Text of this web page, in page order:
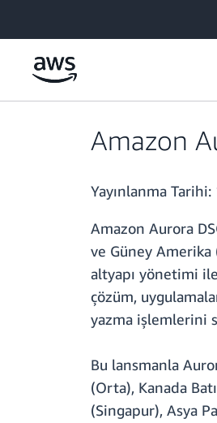
Amazon
Yayınlanma Tarihi:
Amazon Aurora
ve Güney Amerika
altyapı yönetimi
çözüm,
yazma işlemlerini
Bu lansmanla
(Orta), Kanada
(Singapur), Asya